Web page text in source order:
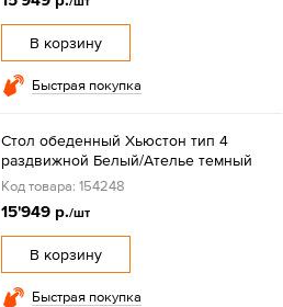
В корзину
Быстрая покупка
Стол обеденный Хьюстон тип 4
раздвижной Белый/Ателье темный
Код товара: 154248
15'949 р./шт
В корзину
Быстрая покупка